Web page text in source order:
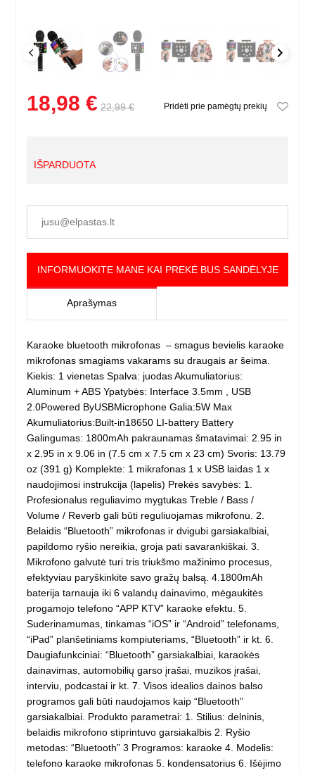
18,98 € 22,99 € Pridėti prie pamėgtų prekių
IŠPARDUOTA
INFORMUOKITE MANE KAI PREKĖ BUS SANDĖLYJE
Aprašymas
Karaoke bluetooth mikrofonas – smagus bevielis karaoke
mikrofonas smagiams vakarams su draugais ar šeima.
Kiekis: 1 vienetas Spalva: juodas Akumuliatorius:
Aluminum + ABS Ypatybės: Interface 3.5mm , USB
2.0Powered ByUSBMicrophone Galia:5W Max
Akumuliatorius:Built-in18650 LI-battery Battery
Galingumas: 1800mAh pakraunamas šmatavimai: 2.95 in
x 2.95 in x 9.06 in (7.5 cm x 7.5 cm x 23 cm) Svoris: 13.79
oz (391 g) Komplekte: 1 mikrafonas 1 x USB laidas 1 x
naudojimosi instrukcija (lapelis) Prekės savybės: 1.
Profesionalus reguliavimo mygtukas Treble / Bass /
Volume / Reverb gali būti reguliuojamas mikrofonu. 2.
Belaidis “Bluetooth” mikrofonas ir dvigubi garsiakalbiai,
papildomo ryšio nereikia, groja pati savarankiškai. 3.
Mikrofono galvutė turi tris triukšmo mažinimo procesus,
efektyviau paryškinkite savo gražų balsą. 4.1800mAh
baterija tarnauja iki 6 valandų dainavimo, mėgaukitės
progamojo telefono “APP KTV” karaoke efektu. 5.
Suderinamumas, tinkamas “iOS” ir “Android” telefonams,
“iPad” planšetiniams kompiuteriams, “Bluetooth” ir kt. 6.
Daugiafunkciniai: “Bluetooth” garsiakalbiai, karaokės
dainavimas, automobilių garso įrašai, muzikos įrašai,
interviu, podcastai ir kt. 7. Visos idealios dainos balso
programos gali būti naudojamos kaip “Bluetooth”
garsiakalbiai. Produkto parametrai: 1. Stilius: delninis,
belaidis mikrofono stiprintuvo garsiakalbis 2. Ryšio
metodas: “Bluetooth” 3 Programos: karaoke 4. Modelis:
telefono karaoke mikrofonas 5. kondensatorius 6. Išėjimo